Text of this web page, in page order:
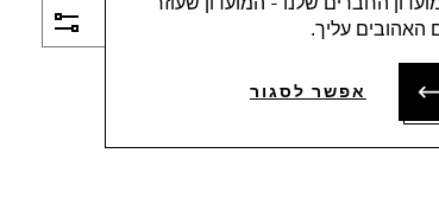
החברים שלנו - המועדון שעוזר
עליך.
אפשר לסגור